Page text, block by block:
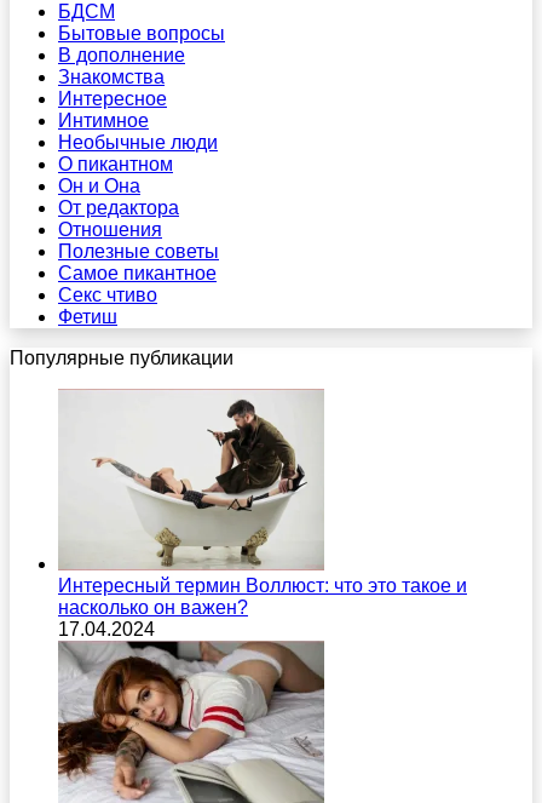
БДСМ
Бытовые вопросы
В дополнение
Знакомства
Интересное
Интимное
Необычные люди
О пикантном
Он и Она
От редактора
Отношения
Полезные советы
Самое пикантное
Секс чтиво
Фетиш
Популярные публикации
Интересный термин Воллюст: что это такое и
насколько он важен?
17.04.2024